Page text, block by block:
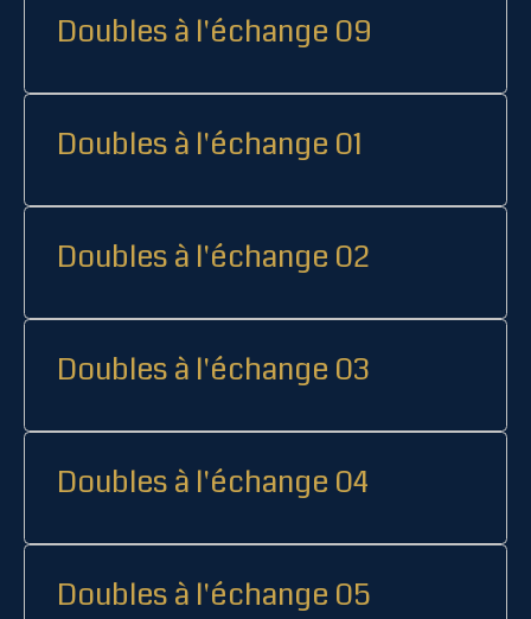
Doubles à l'échange 09
Doubles à l'échange 01
Doubles à l'échange 02
Doubles à l'échange 03
Doubles à l'échange 04
Doubles à l'échange 05